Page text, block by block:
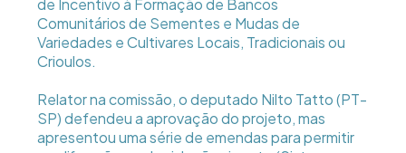
de Incentivo à Formação de Bancos
Comunitários de Sementes e Mudas de
Variedades e Cultivares Locais, Tradicionais ou
Crioulos.
Relator na comissão, o deputado Nilto Tatto (PT-
SP) defendeu a aprovação do projeto, mas
apresentou uma série de emendas para permitir